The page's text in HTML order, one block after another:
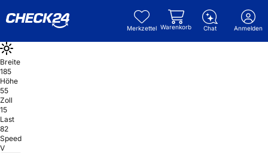
Merkzettel Warenkorb Chat Anmelden
Breite
185
Höhe
55
Zoll
15
Last
82
Speed
V